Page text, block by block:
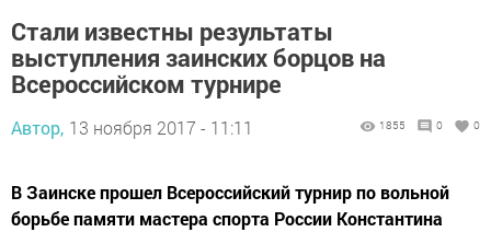
Стали известны результаты
выступления заинских борцов на
Всероссийском турнире
Автор, 13 ноября 2017 - 11:11 1855 0 0
В Заинске прошел Всероссийский турнир по вольной
борьбе памяти мастера спорта России Константина